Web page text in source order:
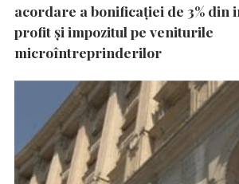
acordare a bonificației de 3% din
profit și impozitul pe veniturile
microîntreprinderilor